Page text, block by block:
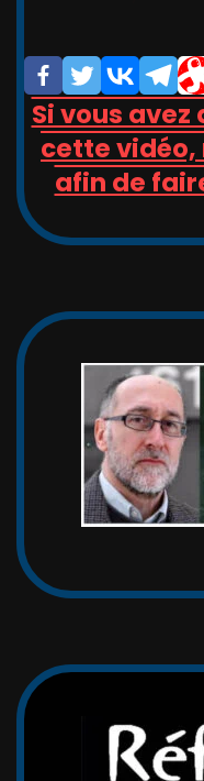
Si vous
cette
afin de